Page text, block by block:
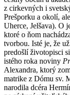
z cirkevných i
Prešporku a okolí,
Uherce, Jelšava). O
ktoré o ňom
tvorbou. Isté je, že
predošlí životopisci
istého roka noviny
Alexandra, ktorý
matrike z Dómu sv.
narodila dcéra